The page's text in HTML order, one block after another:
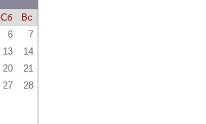
Сб
Вс
6
7
13
14
20
21
27
28